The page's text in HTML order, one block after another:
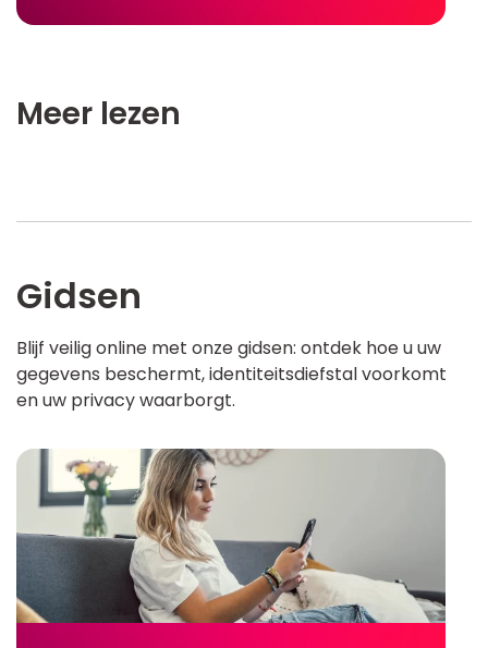
Meer lezen
Gidsen
Blijf veilig online met onze gidsen: ontdek hoe u uw
gegevens beschermt, identiteitsdiefstal voorkomt
en uw privacy waarborgt.